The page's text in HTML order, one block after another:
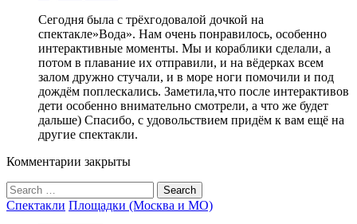
Сегодня была с трёхгодовалой дочкой на
спектакле»Вода». Нам очень понравилось, особенно
интерактивные моменты. Мы и кораблики сделали, а
потом в плавание их отправили, и на вёдерках всем
залом дружно стучали, и в море ноги помочили и под
дождём поплескались. Заметила,что после интерактивов
дети особенно внимательно смотрели, а что же будет
дальше) Спасибо, с удовольствием придём к вам ещё на
другие спектакли.
Комментарии закрыты
Search
for:
Спектакли Площадки (Москва и МО)